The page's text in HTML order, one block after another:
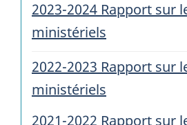
2023-2024 Rapport sur
ministériels
2022-2023 Rapport sur
ministériels
2021-2022 Rapport sur